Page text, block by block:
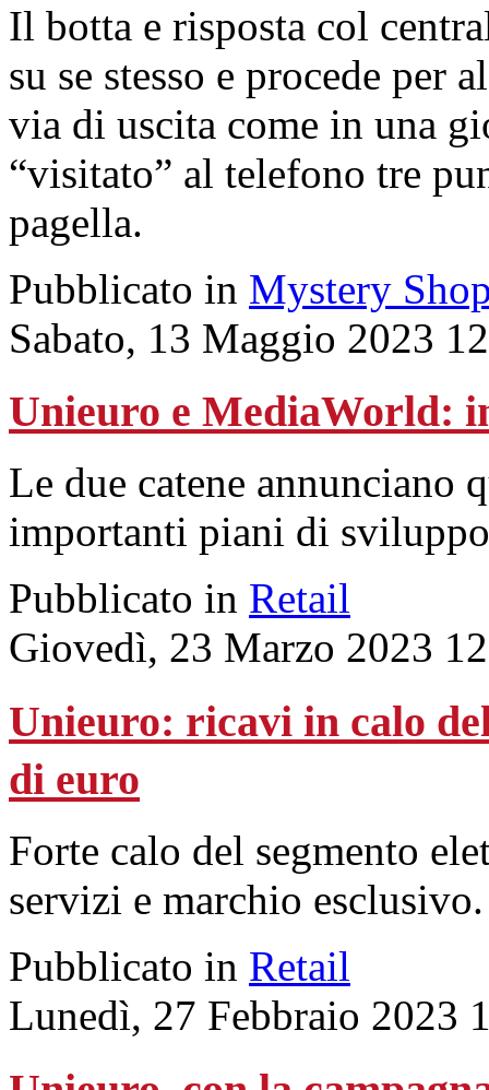
Il botta e risposta col
su se stesso e procede per
via di uscita come in una
“visitato” al telefono tre
pagella.
Pubblicato in Mystery
Sabato, 13 Maggio 2023
Unieuro e MediaWorld:
Le due catene annunciano
importanti piani di
Pubblicato in Retail
Giovedì, 23 Marzo 2023
Unieuro: ricavi in calo
di euro
Forte calo del segmento
servizi e marchio esclusivo.
Pubblicato in Retail
Lunedì, 27 Febbraio 2023